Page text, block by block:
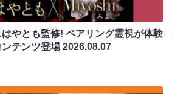
やとも監修! ペアリング霊視が体験
テンツ登場2026.08.07